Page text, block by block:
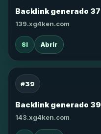
Backlink generado 37
139.xg4ken.com
SI Abrir
#39
Backlink generado 39
143.xg4ken.com